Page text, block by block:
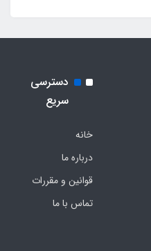
دسترسی
سریع
خانه
درباره ما
قوانین و مقررات
تماس با ما